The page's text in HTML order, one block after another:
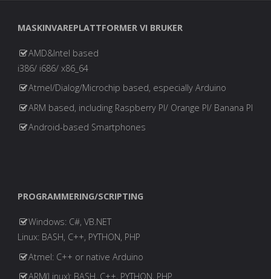
MASKINVAREPLATTFORMER VI BRUKER
AMD&Intel based
i386/ i686/ x86_64
Atmel/Dialog/Microchip based, especially Arduino
ARM based, including Raspberry PI/ Orange PI/ Banana PI
Android-based Smartphones
PROGRAMMERING/SCRIPTING
Windows: C#, VB.NET
Linux: BASH, C++, PYTHON, PHP
Atmel: C++ or native Arduino
ARM(Linux): BASH, C++, PYTHON, PHP